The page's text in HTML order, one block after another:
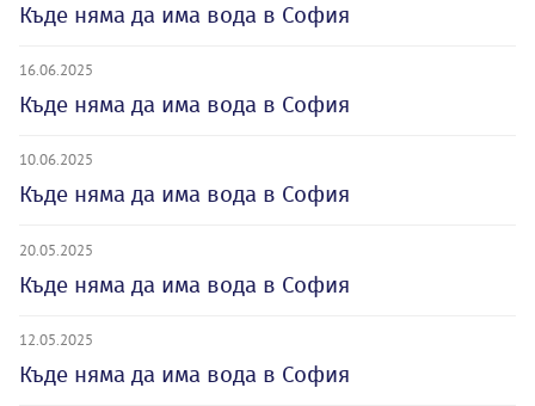
Къде няма да има вода в София
16.06.2025
Къде няма да има вода в София
10.06.2025
Къде няма да има вода в София
20.05.2025
Къде няма да има вода в София
12.05.2025
Къде няма да има вода в София